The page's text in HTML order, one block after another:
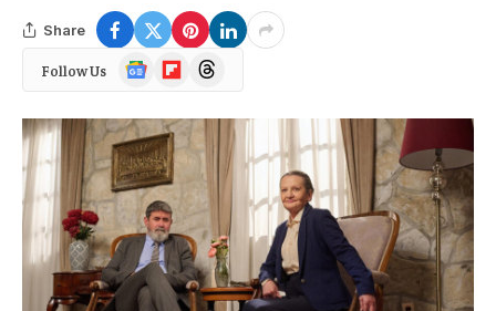
Share
Follow Us
Google
News
FlipboardThreads